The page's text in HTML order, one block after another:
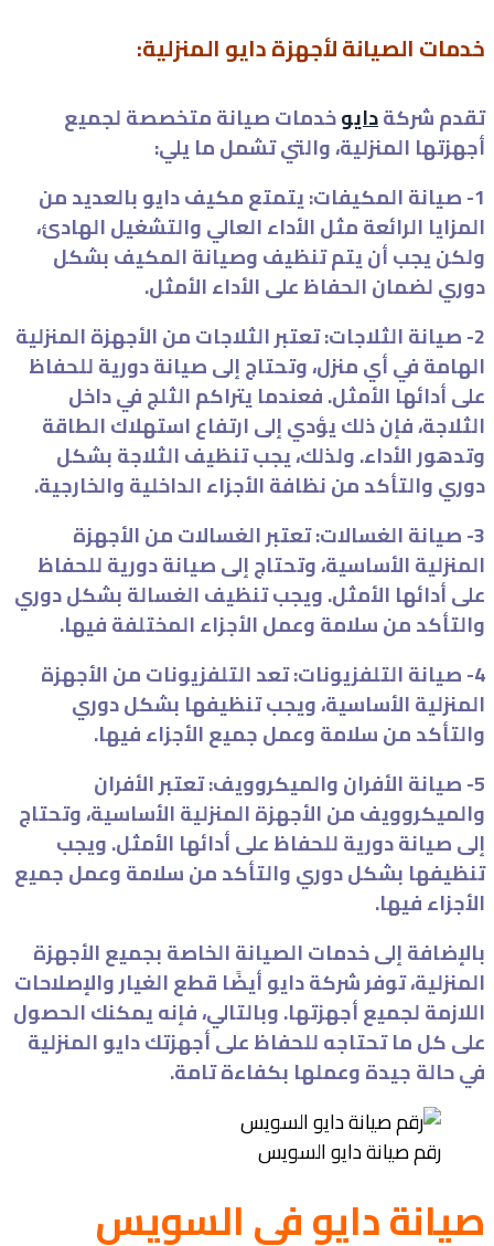
خدمات الصيانة لأجهزة دايو المنزلية:
تقدم شركةدايوخدمات صيانة متخصصة لجميع
أجهزتها المنزلية، والتي تشمل ما يلي:
1- صيانة المكيفات: يتمتع مكيف دايو بالعديد من
المزايا الرائعة مثل الأداء العالي والتشغيل الهادئ،
ولكن يجب أن يتم تنظيف وصيانة المكيف بشكل
دوري لضمان الحفاظ على الأداء الأمثل.
2- صيانة الثلاجات: تعتبر الثلاجات من الأجهزة المنزلية
الهامة في أي منزل، وتحتاج إلى صيانة دورية للحفاظ
على أدائها الأمثل. فعندما يتراكم الثلج في داخل
الثلاجة، فإن ذلك يؤدي إلى ارتفاع استهلاك الطاقة
وتدهور الأداء. ولذلك، يجب تنظيف الثلاجة بشكل
دوري والتأكد من نظافة الأجزاء الداخلية والخارجية.
3- صيانة الغسالات: تعتبر الغسالات من الأجهزة
المنزلية الأساسية، وتحتاج إلى صيانة دورية للحفاظ
على أدائها الأمثل. ويجب تنظيف الغسالة بشكل دوري
والتأكد من سلامة وعمل الأجزاء المختلفة فيها.
4- صيانة التلفزيونات: تعد التلفزيونات من الأجهزة
المنزلية الأساسية، ويجب تنظيفها بشكل دوري
والتأكد من سلامة وعمل جميع الأجزاء فيها.
5- صيانة الأفران والميكروويف: تعتبر الأفران
والميكروويف من الأجهزة المنزلية الأساسية، وتحتاج
إلى صيانة دورية للحفاظ على أدائها الأمثل. ويجب
تنظيفها بشكل دوري والتأكد من سلامة وعمل جميع
الأجزاء فيها.
بالإضافة إلى خدمات الصيانة الخاصة بجميع الأجهزة
المنزلية، توفر شركة دايو أيضًا قطع الغيار والإصلاحات
اللازمة لجميع أجهزتها. وبالتالي، فإنه يمكنك الحصول
على كل ما تحتاجه للحفاظ على أجهزتك دايو المنزلية
في حالة جيدة وعملها بكفاءة تامة.
رقم صيانة دايو السويس
صيانة دايو في السويس